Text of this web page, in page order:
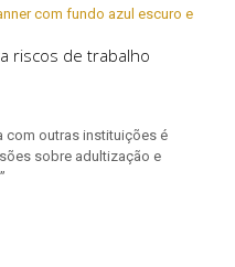
riscos de trabalho
com outras instituições é
sobre adultização e